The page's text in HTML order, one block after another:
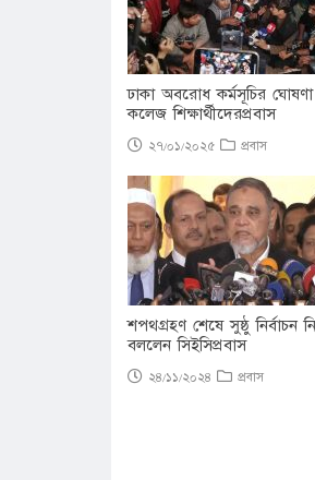
ঢাকা অবরোধ কর্মসূচির
কলেজ শিক্ষার্থীদেরপ্রবাস
২৭/০১/২০২৫ প্রবাস
শপথগ্রহণ শেষে সুষ্ঠু নির্বাচন
বললেন সিইসিপ্রবাস
২৪/১১/২০২৪ প্রবাস